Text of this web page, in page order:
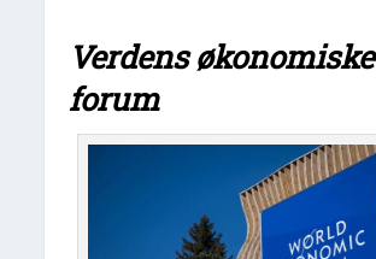
Verdens økonomiske
forum